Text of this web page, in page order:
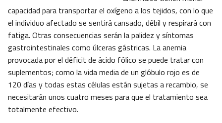
capacidad para transportar el oxígeno a los tejidos, con lo que
el individuo afectado se sentirá cansado, débil y respirará con
fatiga. Otras consecuencias serán la palidez y síntomas
gastrointestinales como úlceras gástricas. La anemia
provocada por el déficit de ácido fólico se puede tratar con
suplementos; como la vida media de un glóbulo rojo es de
120 días y todas estas células están sujetas a recambio, se
necesitarán unos cuatro meses para que el tratamiento sea
totalmente efectivo.